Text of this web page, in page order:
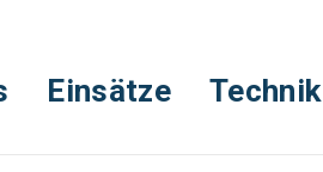
Einsätze Technik